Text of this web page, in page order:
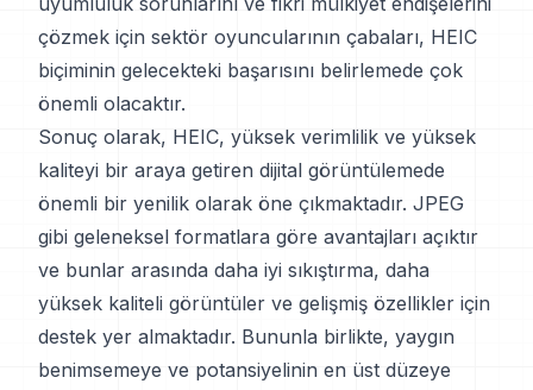
çözmek için sektör oyuncularının çabaları, HEIC
biçiminin gelecekteki başarısını belirlemede çok
önemli olacaktır.
Sonuç olarak, HEIC, yüksek verimlilik ve yüksek
kaliteyi bir araya getiren dijital görüntülemede
önemli bir yenilik olarak öne çıkmaktadır. JPEG
gibi geleneksel formatlara göre avantajları açıktır
ve bunlar arasında daha iyi sıkıştırma, daha
yüksek kaliteli görüntüler ve gelişmiş özellikler için
destek yer almaktadır. Bununla birlikte, yaygın
benimsemeye ve potansiyelinin en üst düzeye